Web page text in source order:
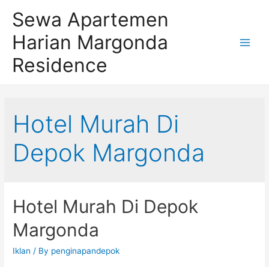
Sewa Apartemen
Harian Margonda
Residence
Hotel Murah Di
Depok Margonda
Hotel Murah Di Depok
Margonda
Iklan / By penginapandepok